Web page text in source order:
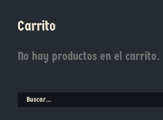
Carrito
No hay productos en el carrito.